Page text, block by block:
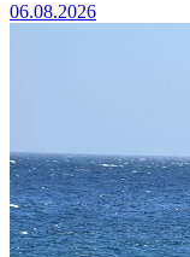
06.08.2026